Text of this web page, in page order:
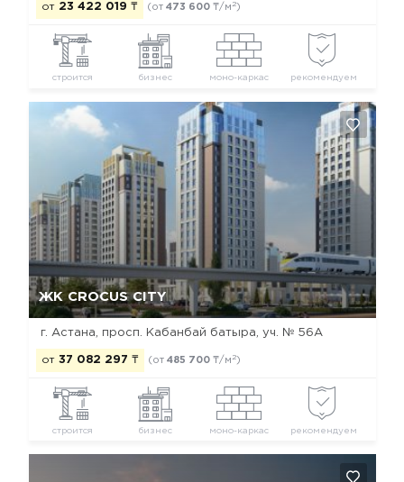
от 23 422 019 ₸ (от 473 600 ₸/м 2)
строится бизнес моно-каркас рекомендуем
ЖК CROCUS CITY
г. Астана, просп. Кабанбай батыра, уч. № 56А
от 37 082 297 ₸ (от 485 700 ₸/м 2)
строится бизнес моно-каркас рекомендуем